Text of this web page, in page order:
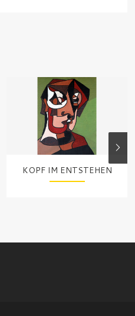
KOPF IM ENTSTEHEN